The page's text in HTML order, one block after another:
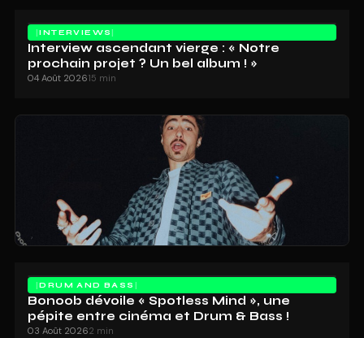
INTERVIEWS
Interview ascendant vierge : « Notre
prochain projet ? Un bel album ! »
04 Août 202615 min
DRUM AND BASS
Bonoob dévoile « Spotless Mind », une
pépite entre cinéma et Drum & Bass !
03 Août 20262 min